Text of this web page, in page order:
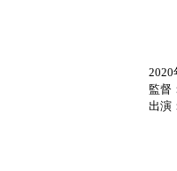
2020
監督
出演